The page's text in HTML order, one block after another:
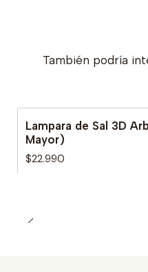
También podría
Lampara de Sal 3D
Mayor)
$22.990